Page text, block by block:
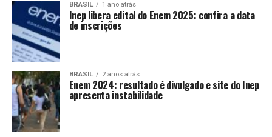
BRASIL 1 ano atrás
Inep libera edital do Enem 2025: confira a data
de inscrições
BRASIL 2 anos atrás
Enem 2024: resultado é divulgado e site do Inep
apresenta instabilidade